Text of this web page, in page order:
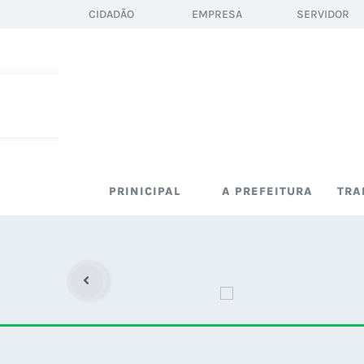
CIDADÃO EMPRESA SERVIDOR
PRINICIPAL A PREFEITURA